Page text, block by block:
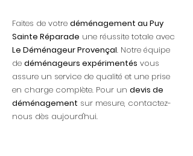
Faites de votre déménagement au Puy
Sainte Réparade une réussite totale avec
Le Déménageur Provençal. Notre équipe
de déménageurs expérimentés vous
assure un service de qualité et une prise
en charge complète. Pour un devis de
déménagement sur mesure, contactez-
nous dès aujourd'hui.